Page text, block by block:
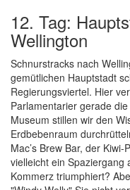
12. Tag:
Wellington
Schnurstracks nach
gemütlichen Hauptstadt
Regierungsviertel. Hier
Parlamentarier gerade
Museum stillen wir den
Erdbebenraum
Mac’s Brew Bar, der
vielleicht ein Spaziergang
Kommerz triumphiert?